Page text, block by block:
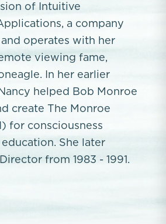
of Intuitive
a company
operates with her
viewing fame,
In her earlier
helped Bob Monroe
create The Monroe
for consciousness
She later
from 1983 - 1991.